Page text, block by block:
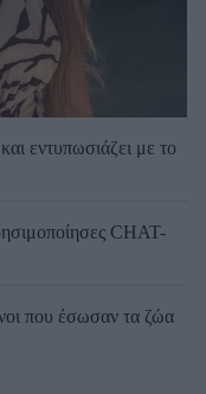
εντυπωσιάζει με το
CHAT-
που έσωσαν τα ζώα